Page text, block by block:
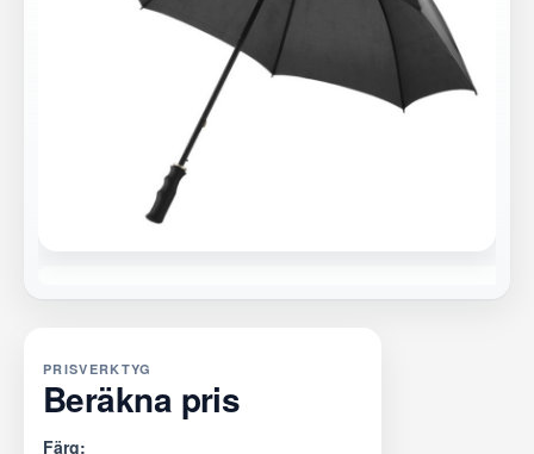
PRISVERKTYG
Beräkna pris
Färg: